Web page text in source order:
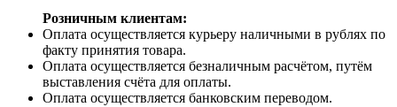
Розничным клиентам:
Оплата осуществляется курьеру наличными в рублях по
факту принятия товара.
Оплата осуществляется безналичным расчётом, путём
выставления счёта для оплаты.
Оплата осуществляется банковским переводом.